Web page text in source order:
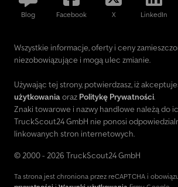
Blog Facebook X LinkedIn
Wszystkie informacje, oferty i ceny
niezobowiązujące i mogą ulec zmianie.
Używając tej strony, potwierdzasz, iż
użytkowaniaoraz Politykę Prywatności.
Znaki towarowe i nazwy handlowe należą do
TruckScout24 GmbH nie ponosi
linkowanych stron internetowych.
© 2000 - 2026 TruckScout24 GmbH
Ta strona jest chroniona przez reCAPTCHA i